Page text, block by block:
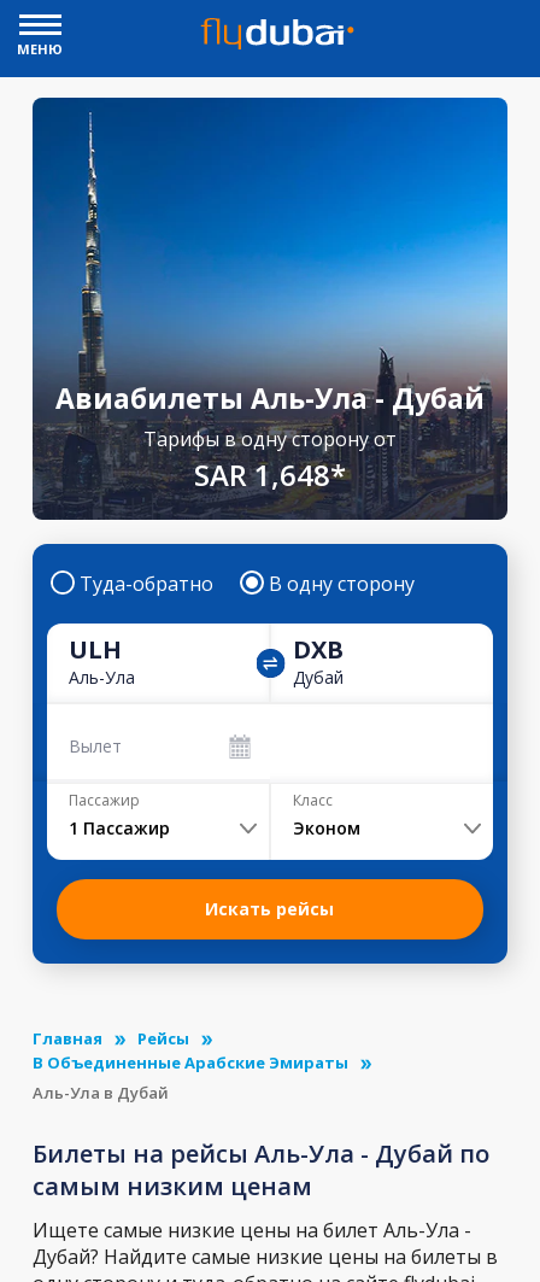
МЕНЮ
Авиабилеты Аль-Ула - Дубай
Тарифы в одну сторону от
SAR 1,648*
Туда-обратно В одну сторону
ULH
Аль-Ула
DXB
Дубай
Вылет
Пассажир
1 Пассажир
Класс
Эконом
Искать рейсы
Главная
Рейсы
В Объединенные Арабские Эмираты
Аль-Ула в Дубай
Билеты на рейсы Аль-Ула - Дубай по
самым низким ценам
Ищете самые низкие цены на билет Аль-Ула -
Дубай? Найдите самые низкие цены на билеты в